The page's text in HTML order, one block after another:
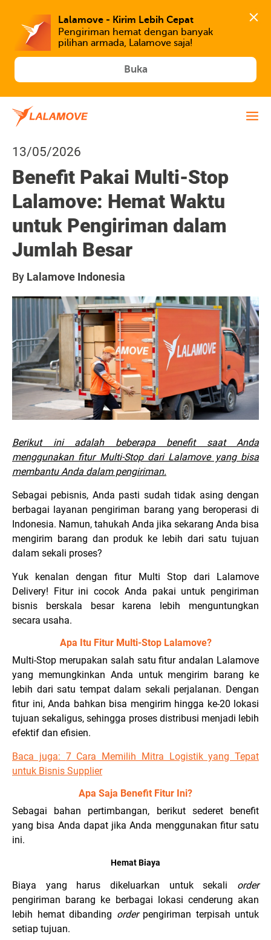
Lalamove - Kirim Lebih Cepat
Pengiriman hemat dengan banyak
Buka
13/05/2026
Benefit Pakai Multi-Stop
Lalamove: Hemat Waktu
untuk Pengiriman dalam
Jumlah Besar
By Lalamove Indonesia
Berikut ini adalah beberapa benefit saat Anda
menggunakan fitur Multi-Stop dari Lalamove yang bisa
membantu Anda dalam pengiriman.
Sebagai pebisnis, Anda pasti sudah tidak asing dengan
berbagai layanan pengiriman barang yang beroperasi di
Indonesia. Namun, tahukah Anda jika sekarang Anda bisa
mengirim barang dan produk ke lebih dari satu tujuan
dalam sekali proses?
Yuk kenalan dengan fitur Multi Stop dari Lalamove
Delivery! Fitur ini cocok Anda pakai untuk pengiriman
bisnis berskala besar karena lebih menguntungkan
secara usaha.
Apa Itu Fitur Multi-Stop Lalamove?
Multi-Stop merupakan salah satu fitur andalan Lalamove
yang memungkinkan Anda untuk mengirim barang ke
lebih dari satu tempat dalam sekali perjalanan. Dengan
fitur ini, Anda bahkan bisa mengirim hingga ke-20 lokasi
tujuan sekaligus, sehingga proses distribusi menjadi lebih
efektif dan efisien.
Baca juga: 7 Cara Memilih Mitra Logistik yang Tepat
untuk Bisnis Supplier
Apa Saja Benefit Fitur Ini?
Sebagai bahan pertimbangan, berikut sederet benefit
yang bisa Anda dapat jika Anda menggunakan fitur satu
ini.
Hemat Biaya
Biaya yang harus dikeluarkan untuk sekali order
pengiriman barang ke berbagai lokasi cenderung akan
lebih hemat dibanding order pengiriman terpisah untuk
setiap tujuan.